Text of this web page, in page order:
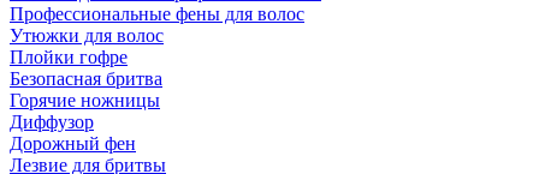
Профессиональные фены для волос
Утюжки для волос
Плойки гофре
Безопасная бритва
Горячие ножницы
Диффузор
Дорожный фен
Лезвие для бритвы